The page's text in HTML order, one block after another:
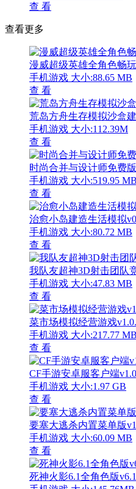
查 看
查看更多
漫威超级英雄全角色畅
手机游戏 大小:88.65 MB
查 看
荒岛方舟生存模拟沙盒
手机游戏 大小:112.39M
查 看
时尚合并与设计师免费
手机游戏 大小:519.95 MB
查 看
治愈小岛建造生活模拟
手机游戏 大小:80.72 MB
查 看
我队友超神3D射击团队
手机游戏 大小:47.83 MB
查 看
菜市场模拟经营游戏
手机游戏 大小:217.77 MB
查 看
CF手游安卓服客户端
手机游戏 大小:1.97 GB
查 看
要塞大逃杀内置菜单版
手机游戏 大小:60.09 MB
查 看
死神火影6.1全角色版